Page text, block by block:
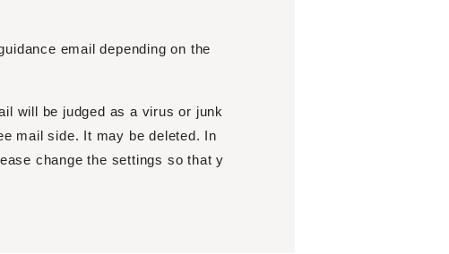
email depending on the
will be judged as a virus or junk
mail side. It may be deleted. In
change the settings so that y